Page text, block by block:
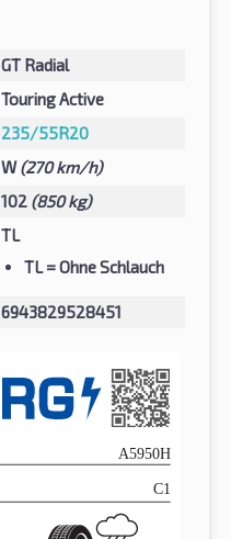
GT Radial
Touring Active
235/55R20
W(270 km/h)
102 (850 kg)
TL
TL= Ohne Schlauch
6943829528451